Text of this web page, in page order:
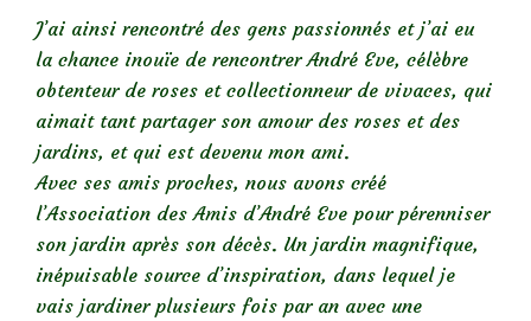
J’ai ainsi rencontré des gens passionnés et j’ai eu
la chance inouïe de rencontrer André Eve, célèbre
obtenteur de roses et collectionneur de vivaces, qui
aimait tant partager son amour des roses et des
jardins, et qui est devenu mon ami.
Avec ses amis proches, nous avons créé
l’Association des Amis d’André Eve pour pérenniser
son jardin après son décès. Un jardin magnifique,
inépuisable source d’inspiration, dans lequel je
vais jardiner plusieurs fois par an avec une